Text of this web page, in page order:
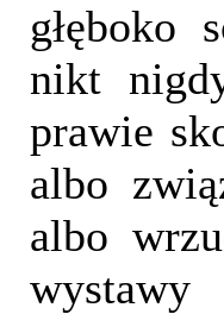
głęboko
nikt
prawie
albo
albo